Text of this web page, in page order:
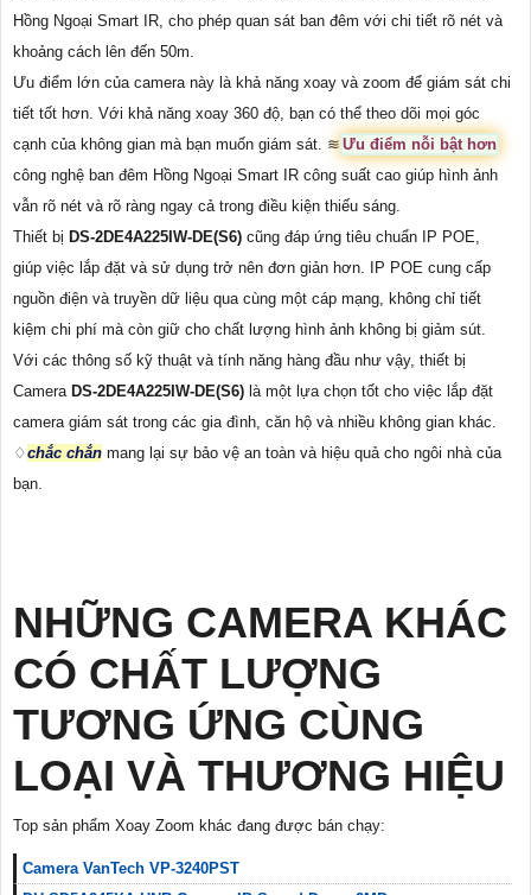
Hồng Ngoại Smart IR, cho phép quan sát ban đêm với chi tiết rõ nét và
khoảng cách lên đến 50m.
Ưu điểm lớn của camera này là khả năng xoay và zoom để giám sát chi
tiết tốt hơn. Với khả năng xoay 360 độ, bạn có thể theo dõi mọi góc
cạnh của không gian mà bạn muốn giám sát. ≋ Ưu điểm nỗi bật hơn
công nghệ ban đêm Hồng Ngoại Smart IR công suất cao giúp hình ảnh
vẫn rõ nét và rõ ràng ngay cả trong điều kiện thiếu sáng.
Thiết bị DS-2DE4A225IW-DE(S6) cũng đáp ứng tiêu chuẩn IP POE,
giúp việc lắp đặt và sử dụng trở nên đơn giản hơn. IP POE cung cấp
nguồn điện và truyền dữ liệu qua cùng một cáp mạng, không chỉ tiết
kiệm chi phí mà còn giữ cho chất lượng hình ảnh không bị giảm sút.
Với các thông số kỹ thuật và tính năng hàng đầu như vậy, thiết bị
Camera DS-2DE4A225IW-DE(S6) là một lựa chọn tốt cho việc lắp đặt
camera giám sát trong các gia đình, căn hộ và nhiều không gian khác.
♢chắc chắn mang lại sự bảo vệ an toàn và hiệu quả cho ngôi nhà của
bạn.
NHỮNG CAMERA KHÁC
CÓ CHẤT LƯỢNG
TƯƠNG ỨNG CÙNG
LOẠI VÀ THƯƠNG HIỆU
Top sản phẩm Xoay Zoom khác đang được bán chạy:
Camera VanTech VP-3240PST